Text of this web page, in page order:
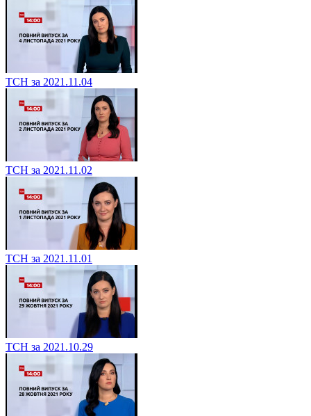
ТСН за 2021.11.04
ТСН за 2021.11.02
ТСН за 2021.11.01
ТСН за 2021.10.29